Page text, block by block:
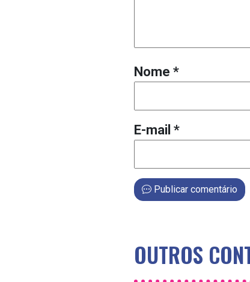
Nome *
E-mail *
Publicar comentário
OUTROS